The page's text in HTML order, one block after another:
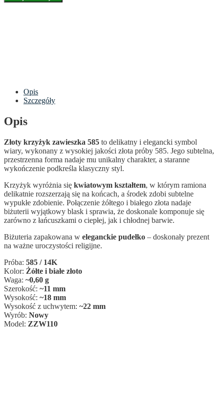
Opis
Szczegóły
Opis
Złoty krzyżyk zawieszka 585 to delikatny i elegancki symbol
wiary, wykonany z wysokiej jakości złota próby 585. Jego subtelna,
przestrzenna forma nadaje mu unikalny charakter, a staranne
wykończenie podkreśla klasyczny styl.
Krzyżyk wyróżnia się kwiatowym kształtem, w którym ramiona
delikatnie rozszerzają się na końcach, a środek zdobi subtelne
wypukłe zdobienie. Połączenie żółtego i białego złota nadaje
biżuterii wyjątkowy blask i sprawia, że doskonale komponuje się
zarówno z łańcuszkami o ciepłej, jak i chłodnej barwie.
Biżuteria zapakowana w eleganckie pudełko – doskonały prezent
na ważne uroczystości religijne.
Próba: 585 / 14K
Kolor: Żółte i białe złoto
Waga: ~0,60 g
Szerokość: ~11 mm
Wysokość: ~18 mm
Wysokość z uchwytem: ~22 mm
Wyrób: Nowy
Model: ZZW110